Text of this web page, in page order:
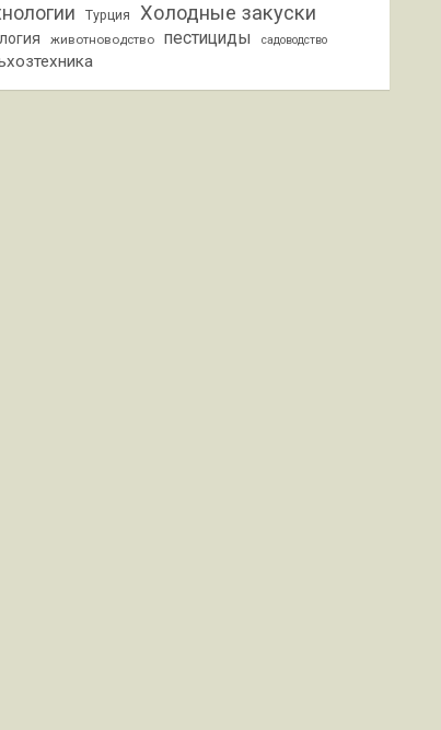
Турция Холодные закуски
животноводство пестициды садоводство